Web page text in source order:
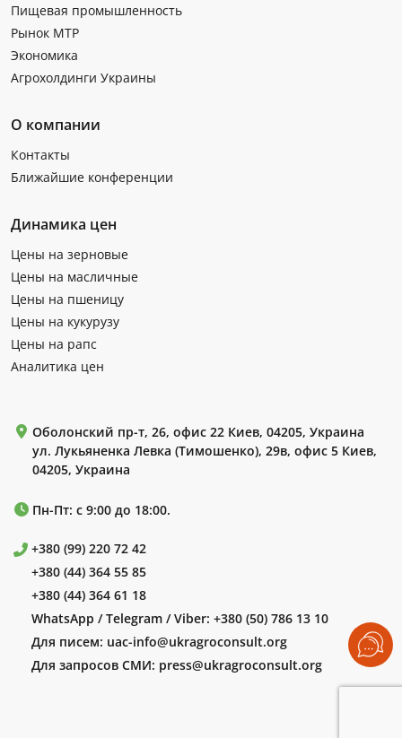
Пищевая промышленность
Рынок МТР
Экономика
Агрохолдинги Украины
О компании
Контакты
Ближайшие конференции
Динамика цен
Цены на зерновые
Цены на масличные
Цены на пшеницу
Цены на кукурузу
Цены на рапс
Аналитика цен
Оболонский пр-т, 26, офис 22 Киев, 04205, Украина
ул. Лукьяненка Левка (Тимошенко), 29в, офис 5 Киев,
04205, Украина
Пн-Пт: с 9:00 до 18:00.
+380 (99) 220 72 42
+380 (44) 364 55 85
+380 (44) 364 61 18
WhatsApp / Telegram / Viber: +380 (50) 786 13 10
Для писем: uac-info@ukragroconsult.org
Для запросов СМИ: press@ukragroconsult.org